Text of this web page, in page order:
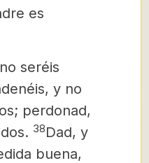
es
seréis
y no
perdonad,
38Dad, y
buena,